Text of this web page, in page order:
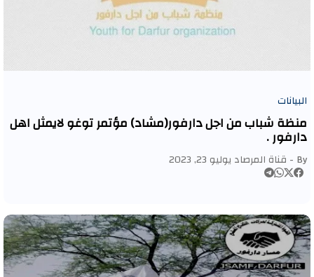
البيانات
منظة شباب من اجل دارفور(مشاد) مؤتمر توغو لايمثل اهل
دارفور .
By - قناة المرصاديوليو 23, 2023